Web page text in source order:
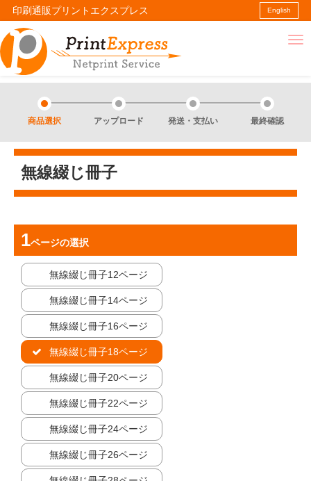
印刷通販プリントエクスプレス English
商品選択 アップロード 発送・支払い 最終確認
無線綴じ冊子
ページの選択
無線綴じ冊子12ページ
無線綴じ冊子14ページ
無線綴じ冊子16ページ
無線綴じ冊子18ページ
無線綴じ冊子20ページ
無線綴じ冊子22ページ
無線綴じ冊子24ページ
無線綴じ冊子26ページ